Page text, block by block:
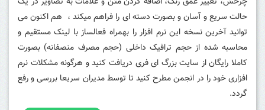
حالت سریع و آسان و بصورت دسته ای را فراهم میکند ، هم اکنون می
توانید آخرین نسخه این نرم افزار را بهمراه فعالساز با لینک مستقیم و
محاسبه شده از حجم ترافیک داخلی (حجم مصرف منصفانه) بصورت
کاملا رایگان از سایت بزرگ ای فری دریافت کنید و هرگونه مشکلات نرم
افزاری خود را در انجمن مطرح کنید تا توسط مدیران سریعا بررسی و رفع
گردد.